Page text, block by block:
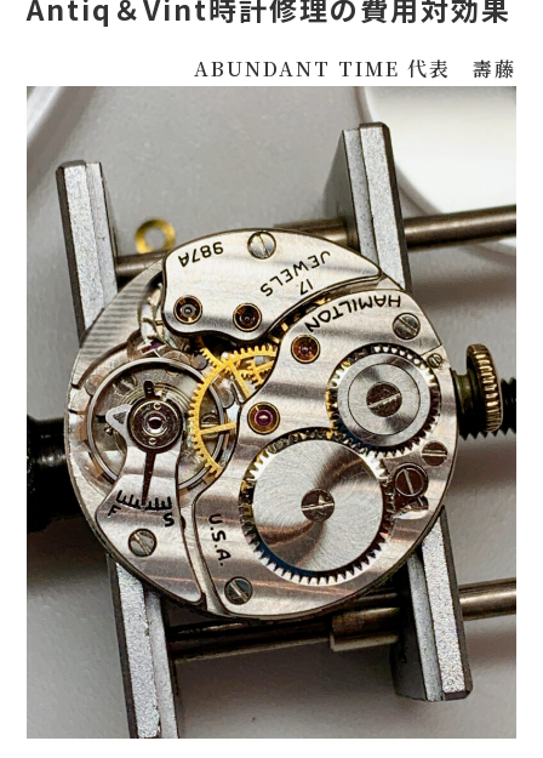
Antiq＆Vint時計修理の費用対効果
ABUNDANT TIME 代表 壽藤